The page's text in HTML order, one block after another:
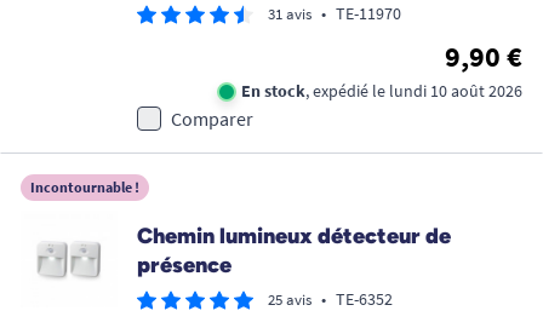
31 avis • TE-11970
9,90 €
En stock, expédié le lundi 10 août 2026
Comparer
Incontournable !
Chemin lumineux détecteur de
présence
25 avis • TE-6352